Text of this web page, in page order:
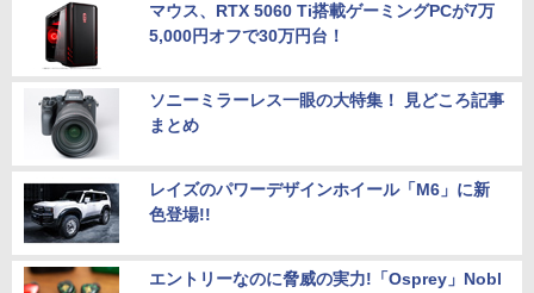
マウス、RTX 5060 Ti搭載ゲーミングPCが7万
5,000円オフで30万円台！
ソニーミラーレス一眼の大特集！ 見どころ記事
まとめ
レイズのパワーデザインホイール「M6」に新
色登場!!
エントリーなのに脅威の実力!「Osprey」Nobl